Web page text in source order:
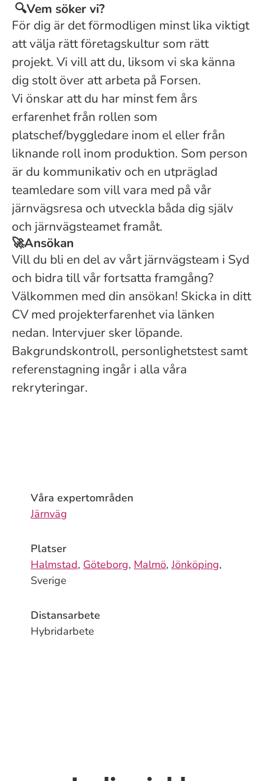
🔍Vem söker vi?
För dig är det förmodligen minst lika viktigt
att välja rätt företagskultur som rätt
projekt. Vi vill att du, liksom vi ska känna
dig stolt över att arbeta på Forsen.
Vi önskar att du har minst fem års
erfarenhet från rollen som
platschef/byggledare inom el eller från
liknande roll inom produktion. Som person
är du kommunikativ och en utpräglad
teamledare som vill vara med på vår
järnvägsresa och utveckla båda dig själv
och järnvägsteamet framåt.
🚀Ansökan
Vill du bli en del av vårt järnvägsteam i Syd
och bidra till vår fortsatta framgång?
Välkommen med din ansökan! Skicka in ditt
CV med projekterfarenhet via länken
nedan. Intervjuer sker löpande.
Bakgrundskontroll, personlighetstest samt
referenstagning ingår i alla våra
rekryteringar.
Våra expertområden
Järnväg
Platser
Halmstad, Göteborg, Malmö,Jönköping,
Sverige
Distansarbete
Hybridarbete